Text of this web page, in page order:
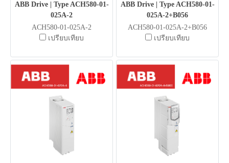
ABB Drive | Type ACH580-01-
025A-2
ACH580-01-025A-2
เปรียบเทียบ
ABB Drive | Type ACH580-01-
025A-2+B056
ACH580-01-025A-2+B056
เปรียบเทียบ